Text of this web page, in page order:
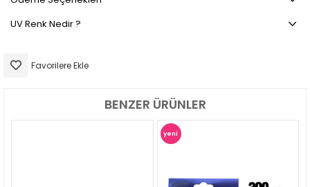
UV Renk Nedir ?
Favorilere Ekle
BENZER ÜRÜNLER
yeni